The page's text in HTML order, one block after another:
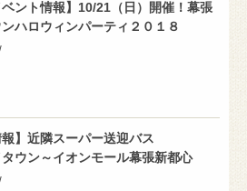
ベント情報】10/21（日）開催！幕張
ハロウィンパーティ２０１８
報】近隣スーパー送迎バス
ウン～イオンモール幕張新都心